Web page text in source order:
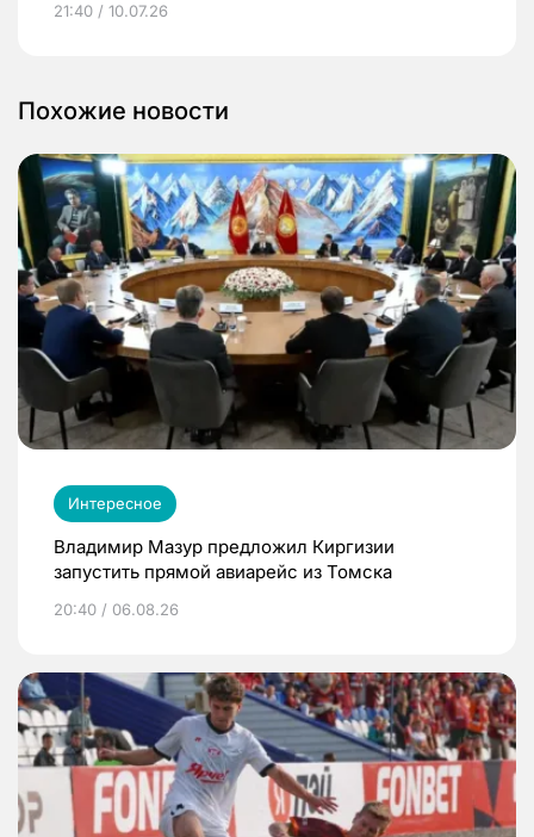
21:40 / 10.07.26
Похожие новости
Интересное
Владимир Мазур предложил Киргизии
запустить прямой авиарейс из Томска
20:40 / 06.08.26